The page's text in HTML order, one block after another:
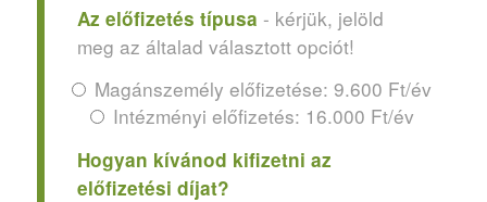
Az előfizetés típusa - kérjük, jelöld
meg az általad választott opciót!
Magánszemély előfizetése: 9.600 Ft/év
Intézményi előfizetés: 16.000 Ft/év
Hogyan kívánod kifizetni az
előfizetési díjat?